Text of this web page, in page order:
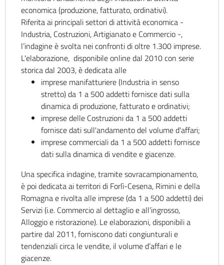
economica (produzione, fatturato, ordinativi).
Riferita ai principali settori di attività economica -
Industria, Costruzioni, Artigianato e Commercio -,
l’indagine è svolta nei confronti di oltre 1.300 imprese.
L'elaborazione, disponibile online dal 2010 con serie
storica dal 2003, è dedicata alle
imprese manifatturiere (Industria in senso
stretto) da 1 a 500 addetti fornisce dati sulla
dinamica di produzione, fatturato e ordinativi;
imprese delle Costruzioni da 1 a 500 addetti
fornisce dati sull'andamento del volume d'affari;
imprese commerciali da 1 a 500 addetti fornisce
dati sulla dinamica di vendite e giacenze.
Una specifica indagine, tramite sovracampionamento,
è poi dedicata ai territori di Forlì-Cesena, Rimini e della
Romagna e rivolta alle imprese (da 1 a 500 addetti) dei
Servizi (i.e. Commercio al dettaglio e all’ingrosso,
Alloggio e ristorazione). Le elaborazioni, disponibili a
partire dal 2011, forniscono dati congiunturali e
tendenziali circa le vendite, il volume d’affari e le
giacenze.